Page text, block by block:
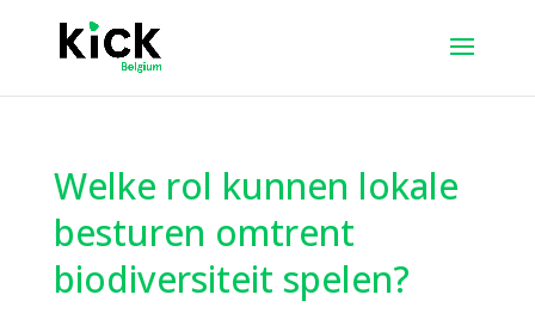
Welke rol kunnen lokale
besturen omtrent
biodiversiteit spelen?